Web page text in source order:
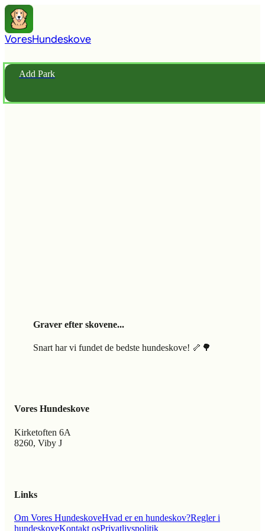
VoresHundeskove
Add Park
Graver efter skovene...
Snart har vi fundet de bedste hundeskove! 🦴🌳
Vores Hundeskove
Kirketoften 6A
8260, Viby J
Links
Om Vores HundeskoveHvad er en hundeskov?Regler i
hundeskoveKontakt osPrivatlivspolitik